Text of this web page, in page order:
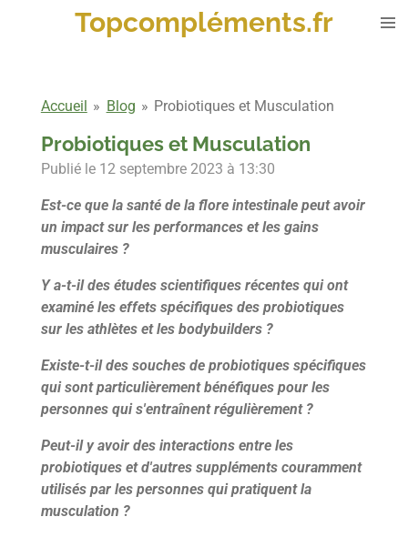
Topcompléments.fr
Accueil » Blog » Probiotiques et Musculation
Probiotiques et Musculation
Publié le 12 septembre 2023 à 13:30
Est-ce que la santé de la flore intestinale peut avoir
un impact sur les performances et les gains
musculaires ?
Y a-t-il des études scientifiques récentes qui ont
examiné les effets spécifiques des probiotiques
sur les athlètes et les bodybuilders ?
Existe-t-il des souches de probiotiques spécifiques
qui sont particulièrement bénéfiques pour les
personnes qui s'entraînent régulièrement ?
Peut-il y avoir des interactions entre les
probiotiques et d'autres suppléments couramment
utilisés par les personnes qui pratiquent la
musculation ?